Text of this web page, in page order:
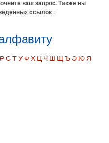
ваш запрос.Также вы
ссылок :
Р С Т У Ф Х Ц Ч Ш Щ Ъ Э Ю Я